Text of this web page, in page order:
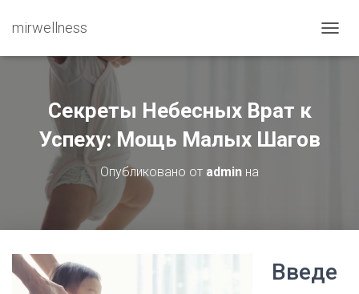
mirwellness
Секреты Небесных Врат к
Успеху: Мощь Малых Шагов
Опубликовано от admin на
Введе